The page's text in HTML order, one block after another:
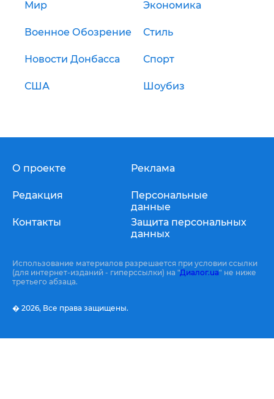
Мир Экономика
Военное Обозрение Стиль
Новости Донбасса Спорт
США Шоубиз
О проекте
Редакция
Контакты
Реклама
Персональные
данные
Защита персональных
данных
Использование материалов разрешается при условии ссылки
(для интернет-изданий - гиперссылки) на "Диалог.ua" не ниже
третьего абзаца.
� 2026, Все права защищены.